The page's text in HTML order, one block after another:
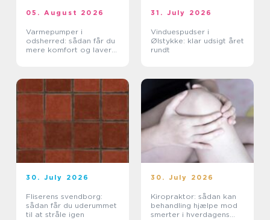
05. August 2026
Varmepumper i
odsherred: sådan får du
mere komfort og lavere
31. July 2026
Vinduespudser i
Ølstykke: klar udsigt året
rundt
30. July 2026
Fliserens svendborg:
sådan får du uderummet
til at stråle igen
30. July 2026
Kiropraktor: sådan kan
behandling hjælpe mod
smerter i hverdagens